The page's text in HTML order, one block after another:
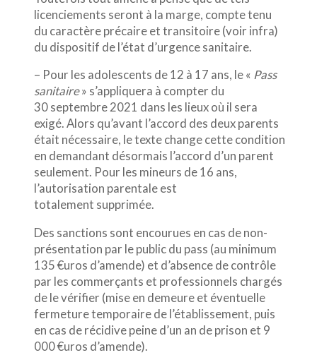
licenciements seront à la marge, compte tenu
du caractère précaire et transitoire (voir infra)
du dispositif de l’état d’urgence sanitaire.
– Pour les adolescents de 12 à 17 ans, le « Pass
sanitaire» s’appliquera à compter du
30 septembre 2021 dans les lieux où il sera
exigé. Alors qu’avant l’accord des deux parents
était nécessaire, le texte change cette condition
en demandant désormais l’accord d’un parent
seulement. Pour les mineurs de 16 ans,
l’autorisation parentale est
totalement supprimée.
Des sanctions sont encourues en cas de non-
présentation par le public du pass (au minimum
135 €uros d’amende) et d’absence de contrôle
par les commerçants et professionnels chargés
de le vérifier (mise en demeure et éventuelle
fermeture temporaire de l’établissement, puis
en cas de récidive peine d’un an de prison et 9
000 €uros d’amende).